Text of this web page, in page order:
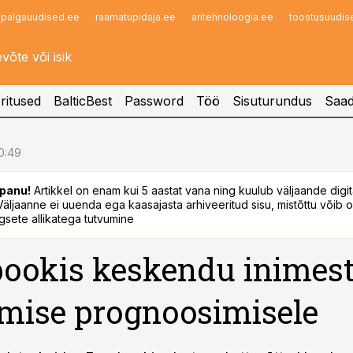
palgauudised.ee raamatupidaja.ee aritehnoloogia.ee
Infopank
BalticBest Password Töö Sisuturundus
Artikkel on enam kui 5 aastat vana ning kuulub väljaande
ei uuenda ega kaasajasta arhiveeritud sisu, mistõttu võib
allikatega tutvumine
keskendu
prognoosimisele